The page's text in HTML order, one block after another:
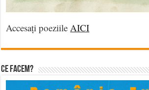
Accesați poeziile AICI
Ce facem?